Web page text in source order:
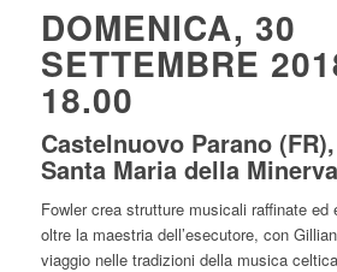
DOMENICA, 30
SETTEMBRE
18.00
Castelnuovo Parano
Santa Maria della Minerva
Fowler crea strutture musicali raffinate ed
oltre la maestria dell’esecutore, con
viaggio nelle tradizioni della musica